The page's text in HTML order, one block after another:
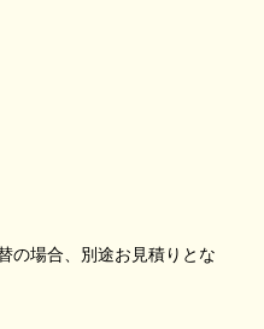
の場合、別途お見積りとな